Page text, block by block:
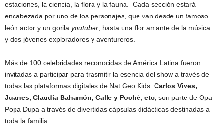
estaciones, la ciencia, la flora y la fauna. Cada sección estará
encabezada por uno de los personajes, que van desde un famoso
león actor y un gorila youtuber, hasta una flor amante de la música
y dos jóvenes exploradores y aventureros.
Más de 100 celebridades reconocidas de América Latina fueron
invitadas a participar para trasmitir la esencia del show a través de
todas las plataformas digitales de Nat Geo Kids. Carlos Vives,
Juanes, Claudia Bahamón, Calle y Poché, etc, son parte de Opa
Popa Dupa a través de divertidas cápsulas didácticas destinadas a
toda la familia.